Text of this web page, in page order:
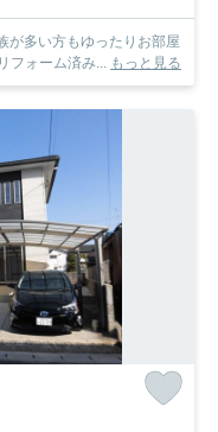
が多い方もゆったりお部屋
フォーム済み... もっと見る